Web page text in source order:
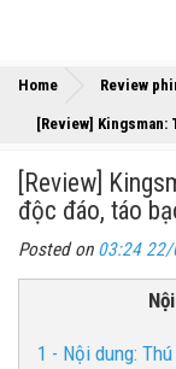
Home Review
[Review]
[Review]
độc đáo, táo
Posted on 03:24
1 - Nội dung: